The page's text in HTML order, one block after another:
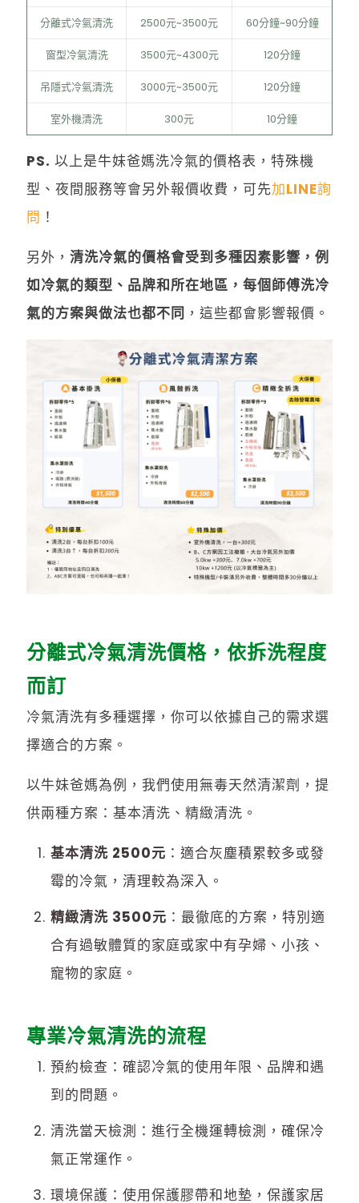
分離式冷氣清洗 2500元~3500元 60分鐘~90分鐘
窗型冷氣清洗 3500元~4300元 120分鐘
吊隱式冷氣清洗 3000元~3500元 120分鐘
室外機清洗 300元 10分鐘
PS. 以上是牛妹爸媽洗冷氣的價格表，特殊機
型、夜間服務等會另外報價收費，可先加LINE詢
問 ！
另外， 清洗冷氣的價格會受到多種因素影響，例
如冷氣的類型、品牌和所在地區，每個師傅洗冷
氣的方案與做法也都不同 ，這些都會影響報價。
分離式冷氣清洗價格，依拆洗程度
而訂
冷氣清洗有多種選擇，你可以依據自己的需求選
擇適合的方案。
以牛妹爸媽為例，我們使用無毒天然清潔劑，提
供兩種方案：基本清洗、精緻清洗。
基本清洗 2500元 ：適合灰塵積累較多或發
霉的冷氣，清理較為深入。
精緻清洗 3500元 ：最徹底的方案，特別適
合有過敏體質的家庭或家中有孕婦、小孩、
寵物的家庭。
專業冷氣清洗的流程
預約檢查：確認冷氣的使用年限、品牌和遇
到的問題。
清洗當天檢測：進行全機運轉檢測，確保冷
氣正常運作。
環境保護：使用保護膠帶和地墊，保護家居